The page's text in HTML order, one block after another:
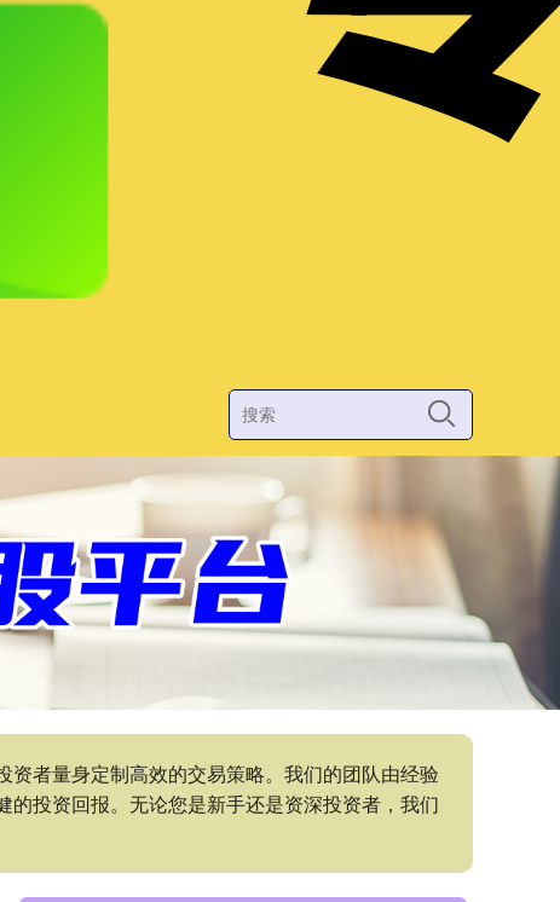
者量身定制高效的交易策略。我们的团队由经验
投资回报。无论您是新手还是资深投资者，我们